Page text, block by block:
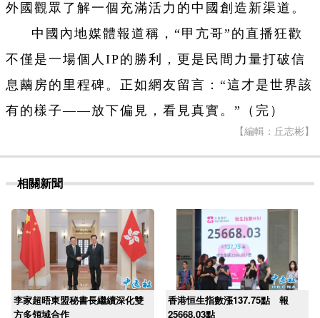
外國觀眾了解一個充滿活力的中國創造新渠道。
中國內地媒體報道稱，“甲亢哥”的直播狂歡
不僅是一場個人IP的勝利，更是民間力量打破信
息繭房的里程碑。正如網友留言：“這才是世界該
有的樣子——放下偏見，看見真實。”（完）
【編輯：丘志彬】
相關新聞
李家超晤東盟秘書長繼續深化雙
方多領域合作
香港恒生指數漲137.75點 報
25668.03點